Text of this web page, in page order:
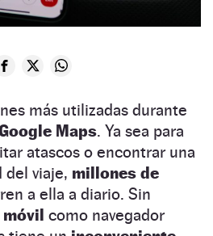
más utilizadas durante
Maps. Ya sea para
atascos o encontrar una
del viaje, millones de
a ella a diario. Sin
móvil como navegador